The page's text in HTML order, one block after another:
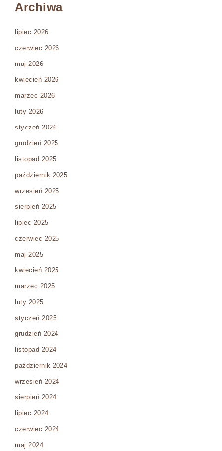
Archiwa
lipiec 2026
czerwiec 2026
maj 2026
kwiecień 2026
marzec 2026
luty 2026
styczeń 2026
grudzień 2025
listopad 2025
październik 2025
wrzesień 2025
sierpień 2025
lipiec 2025
czerwiec 2025
maj 2025
kwiecień 2025
marzec 2025
luty 2025
styczeń 2025
grudzień 2024
listopad 2024
październik 2024
wrzesień 2024
sierpień 2024
lipiec 2024
czerwiec 2024
maj 2024